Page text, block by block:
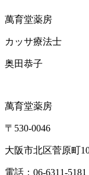
萬育堂薬房
カッサ療法士
奥田恭子
萬育堂薬房
〒530-0046
大阪市北区菅原町
電話：06-6311-5181